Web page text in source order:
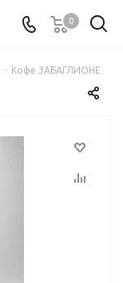
0
- Кофе ЗАБАГЛИОНЕ